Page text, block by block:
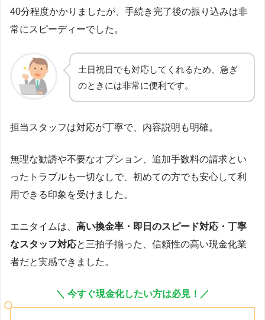
40分程度かかりましたが、手続き完了後の振り込みは非
常にスピーディーでした。
土日祝日でも対応してくれるため、急ぎ
のときには非常に便利です。
担当スタッフは対応が丁寧で、内容説明も明確。
無理な勧誘や不要なオプション、追加手数料の請求とい
ったトラブルも一切なしで、初めての方でも安心して利
用できる印象を受けました。
エニタイムは、 高い換金率・即日のスピード対応・丁寧
なスタッフ対応と三拍子揃った、信頼性の高い現金化業
者だと実感できました。
＼ 今すぐ現金化したい方は必見！／